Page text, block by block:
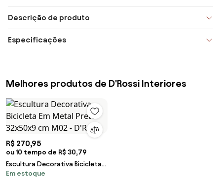
Descrição de produto
Especificações
Melhores produtos de D'Rossi Interiores
R$ 270,95
ou 10 tempo de R$ 30,79
Escultura Decorativa Bicicleta
Em Metal Preto 32x50x9 cm
Em estoque